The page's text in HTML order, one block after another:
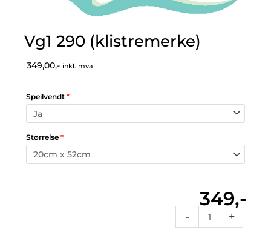
Vg1 290 (klistremerke)
349,00,- inkl. mva
Speilvendt *
Størrelse *
349,-
-
290
+